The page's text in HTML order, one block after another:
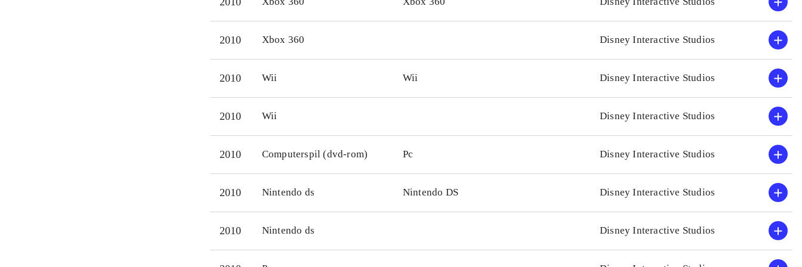
2010 Xbox 360 Disney Interactive Studios
2010 Wii Wii Disney Interactive Studios
2010 Wii Disney Interactive Studios
2010 Computerspil (dvd-rom) Pc Disney Interactive Studios
2010 Nintendo ds Nintendo DS Disney Interactive Studios
2010 Nintendo ds Disney Interactive Studios